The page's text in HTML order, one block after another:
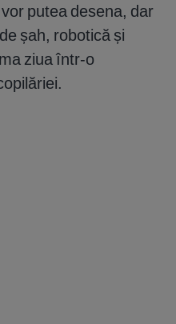
putea desena, dar
șah, robotică și
ziua într-o